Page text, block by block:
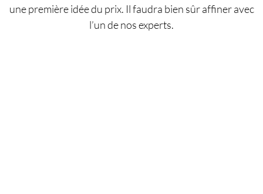
une première idée du prix. Il faudra bien sûr affiner avec
l’un de nos experts.